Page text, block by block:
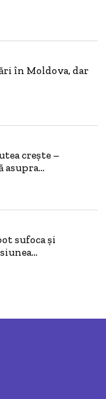
în Moldova, dar
crește –
asupra...
sufoca și